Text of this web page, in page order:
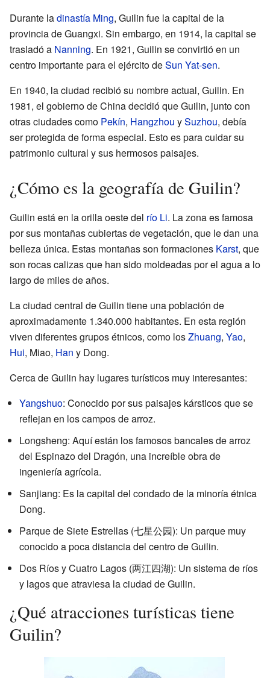
Durante ladinastía Ming, Guilin fue la capital de la
provincia de Guangxi. Sin embargo, en 1914, la capital se
trasladó a Nanning. En 1921, Guilin se convirtió en un
centro importante para el ejército deSun Yat-sen.
En 1940, la ciudad recibió su nombre actual, Guilin. En
1981, el gobierno de China decidió que Guilin, junto con
otras ciudades como Pekín, Hangzhou ySuzhou, debía
ser protegida de forma especial. Esto es para cuidar su
patrimonio cultural y sus hermosos paisajes.
¿Cómo es la geografía de Guilin?
Guilin está en la orilla oeste del río Li. La zona es famosa
por sus montañas cubiertas de vegetación, que le dan una
belleza única. Estas montañas son formaciones Karst, que
son rocas calizas que han sido moldeadas por el agua a lo
largo de miles de años.
La ciudad central de Guilin tiene una población de
aproximadamente 1.340.000 habitantes. En esta región
viven diferentes grupos étnicos, como losZhuang, Yao,
Hui, Miao, Han y Dong.
Cerca de Guilin hay lugares turísticos muy interesantes:
Yangshuo: Conocido por sus paisajes kársticos que se
reflejan en los campos de arroz.
Longsheng: Aquí están los famosos bancales de arroz
del Espinazo del Dragón, una increíble obra de
ingeniería agrícola.
Sanjiang: Es la capital del condado de la minoría étnica
Dong.
Parque de Siete Estrellas (七星公园): Un parque muy
conocido a poca distancia del centro de Guilin.
Dos Ríos y Cuatro Lagos (两江四湖): Un sistema de ríos
y lagos que atraviesa la ciudad de Guilin.
¿Qué atracciones turísticas tiene
Guilin?